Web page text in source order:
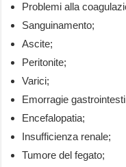
Problemi alla
Sanguinamento;
Ascite;
Peritonite;
Varici;
Emorragie
Encefalopatia;
Insufficienza renale;
Tumore del fegato;